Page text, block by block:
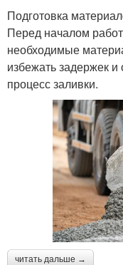
Подготовка
Перед началом
необходимые
избежать задержек
процесс заливки.
читать дальше →